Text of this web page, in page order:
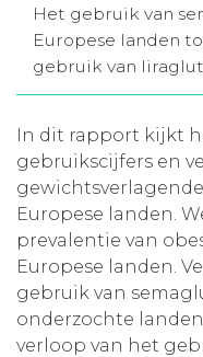
Aanmelden
Het gebruik van
Europese landen
gebruik van
In dit rapport kijkt
gebruikscijfers en
Europese landen.
prevalentie van
Europese landen.
gebruik van
onderzochte
verloop van het